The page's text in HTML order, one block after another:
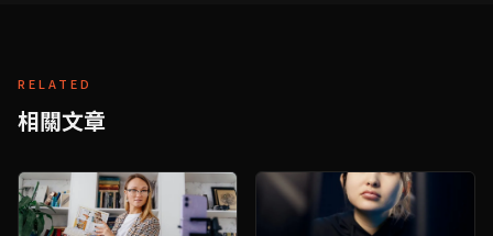
RELATED
相關文章